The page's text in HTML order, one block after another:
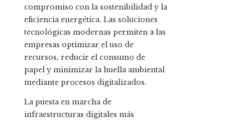
compromiso con la sostenibilidad y la
eficiencia energética. Las soluciones
tecnológicas modernas permiten a las
empresas optimizar el uso de
recursos, reducir el consumo de
papel y minimizar la huella ambiental
mediante procesos digitalizados.
La puesta en marcha de
infraestructuras digitales más